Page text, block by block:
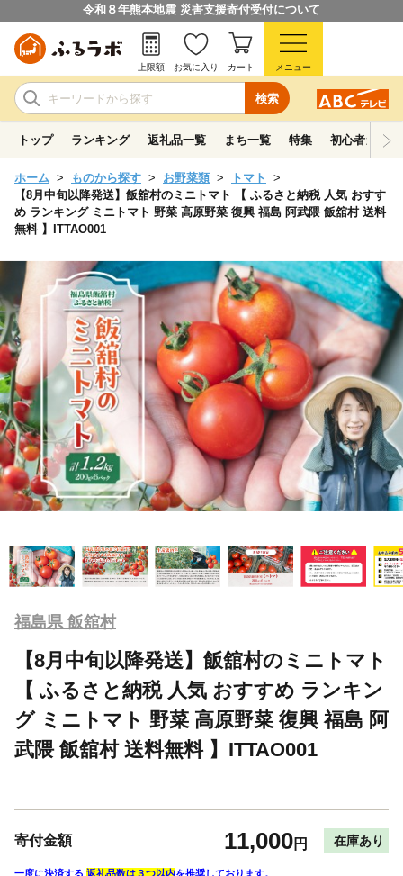
令和８年熊本地震 災害支援寄付受付について
検索
上限額 お気に入り カート メニュー
トップ ランキング 返礼品一覧 まち一覧 特集 初心者ガイド
ホーム ものから探す お野菜類
トマト
【8月中旬以降発送】飯舘村のミニトマト 【 ふるさと納税 人気 おすす
め ランキング ミニトマト 野菜 高原野菜 復興 福島 阿武隈 飯舘村 送料
無料 】ITTAO001
福島県 飯舘村
【8月中旬以降発送】飯舘村のミニトマト
【 ふるさと納税 人気 おすすめ ランキン
グ ミニトマト 野菜 高原野菜 復興 福島 阿
武隈 飯舘村 送料無料 】ITTAO001
寄付金額 11,000円 在庫あり
一度に決済する 返礼品数は３つ以内を推奨しております。